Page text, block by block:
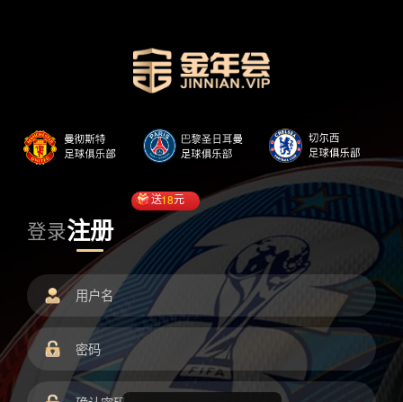
登录注册
送18元